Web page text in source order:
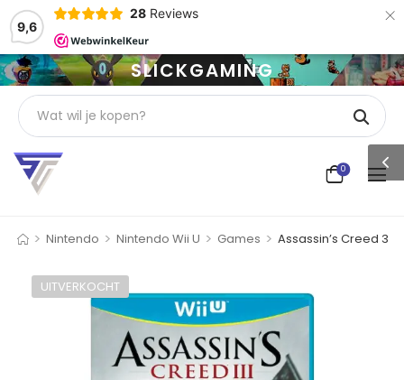
9,6
28 Reviews ×
SLICKGAMING
0
> Nintendo > Nintendo Wii U > Games > Assassin’s Creed 3
UITVERKOCHT